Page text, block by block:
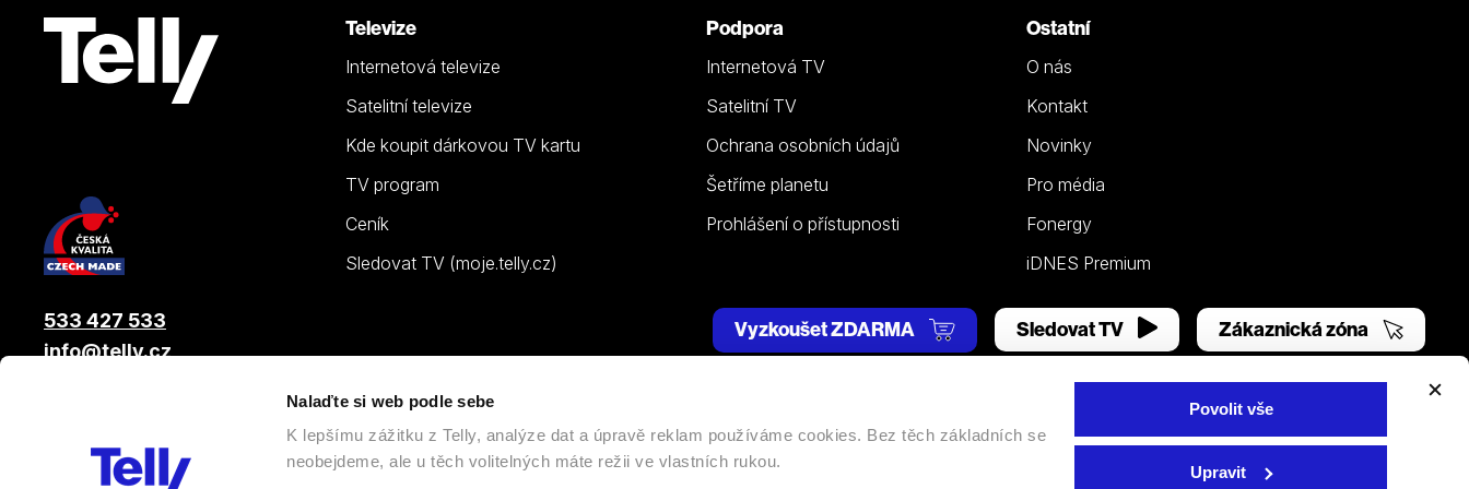
Nalaďte si web podle sebe
K lepšímu zážitku z Telly, analýze dat a úpravě reklam používáme cookies. Bez těch základních se
neobejdeme, ale u těch volitelných máte režii ve vlastních rukou.
Povolit vše
Upravit
Televize
Internetová televize
Satelitní televize
Kde koupit dárkovou TV kartu
TV program
Ceník
Sledovat TV (moje.telly.cz)
Podpora
Internetová TV
Satelitní TV
Ochrana osobních údajů
Šetříme planetu
Prohlášení o přístupnosti
Ostatní
O nás
Kontakt
Novinky
Pro média
Fonergy
iDNES Premium
533 427 533
info@telly.cz
Vyzkoušet ZDARMA Sledovat TV Zákaznická zóna
, člen skupiny LAMA ENERGY GROUP | Všechna práva vyhrazena. |Nastavení cookies